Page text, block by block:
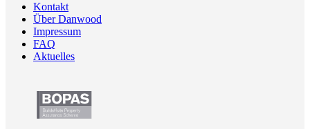
Kontakt
Über Danwood
Impressum
FAQ
Aktuelles